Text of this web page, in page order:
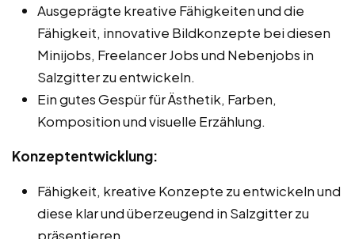
Ausgeprägte kreative Fähigkeiten und die
Fähigkeit, innovative Bildkonzepte bei diesen
Minijobs, Freelancer Jobs und Nebenjobs in
Salzgitter zu entwickeln.
Ein gutes Gespür für Ästhetik, Farben,
Komposition und visuelle Erzählung.
Konzeptentwicklung:
Fähigkeit, kreative Konzepte zu entwickeln und
diese klar und überzeugend in Salzgitter zu
präsentieren.